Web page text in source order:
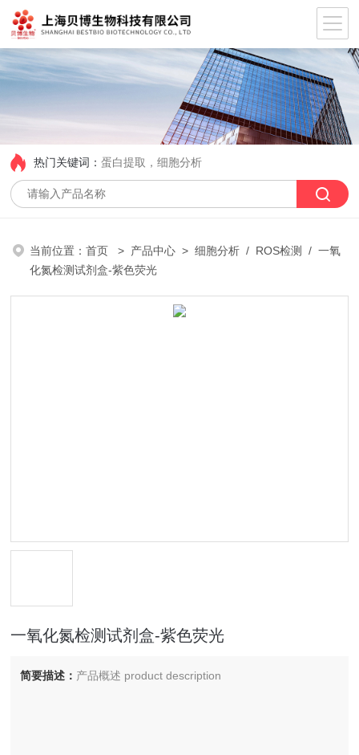
热门关键词：蛋白提取，细胞分析
当前位置：首页 > 产品中心 >细胞分析 / ROS检测
/ 一氧
化氮检测试剂盒-紫色荧光
一氧化氮检测试剂盒-紫色荧光
简要描述： 产品概述 product description